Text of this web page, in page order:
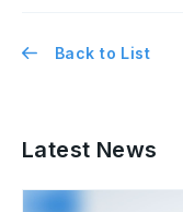
Back to List
Latest News